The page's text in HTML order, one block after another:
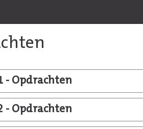
- Opdrachten
- Opdrachten